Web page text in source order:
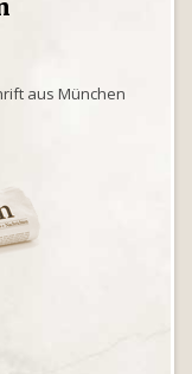
aus München